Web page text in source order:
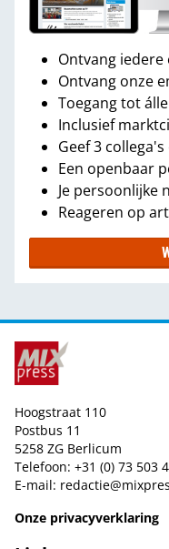
Ontvang iedere
Ontvang onze
Toegang tot
Inclusief
Geef 3
Een openbaar
Je persoonlijke
Reageren op
Hoogstraat 110
Postbus 11
5258 ZG Berlicum
Telefoon: +31 (0) 73 503
E-mail:
Onze privacyverklaring